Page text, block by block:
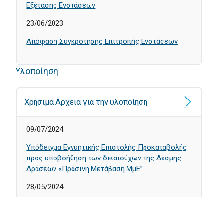
Εξέτασης Ενστάσεων
23/06/2023
Απόφαση Συγκρότησης Επιτροπής Ενστάσεων
Υλοποίηση
Χρήσιμα Αρχεία για την υλοποίηση
09/07/2024
Υπόδειγμα Εγγυητικής Επιστολής Προκαταβολής
προς υποβοήθηση των δικαιούχων της Δέσμης
Δράσεων «Πράσινη Μετάβαση ΜμΕ”
28/05/2024